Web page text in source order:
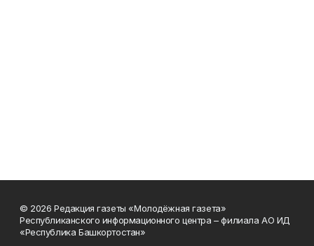
© 2026 Редакция газеты «Молодёжная газета»
Республиканского информационного центра – филиала АО ИД
«Республика Башкортостан»